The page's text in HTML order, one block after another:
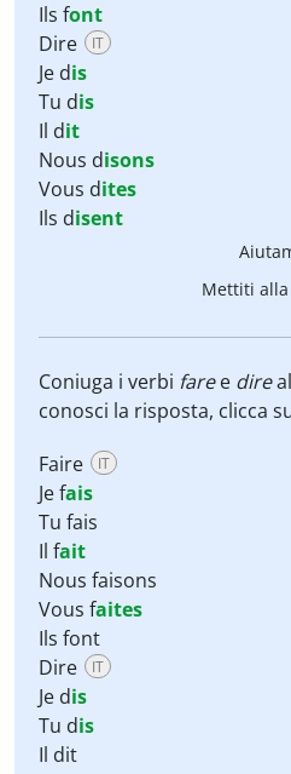
Ils font
Dire
IT
Je dis
Tu dis
Il dit
Nous disons
Vous dites
Ils disent
Mettiti
Coniuga i verbi faree dire
conosci la risposta, clicca
Faire
IT
Je fais
Tu fais
Il fait
Nous faisons
Vous faites
Ils font
Dire
IT
Je dis
Tu dis
Il dit